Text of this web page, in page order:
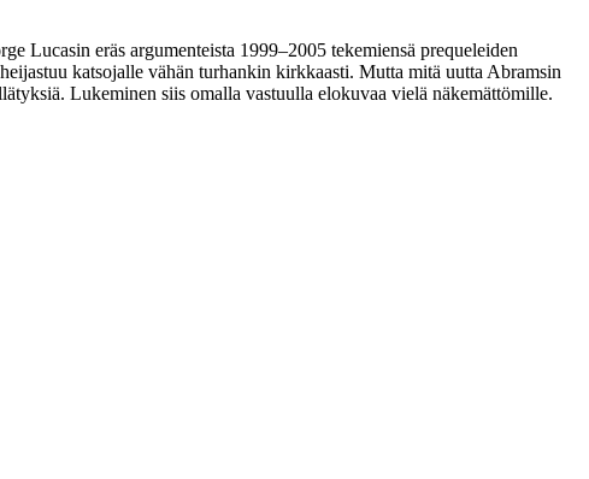
Lucasin eräs argumenteista 1999–2005 tekemiensä prequeleiden
katsojalle vähän turhankin kirkkaasti. Mutta mitä uutta Abramsin
Lukeminen siis omalla vastuulla elokuvaa vielä näkemättömille.